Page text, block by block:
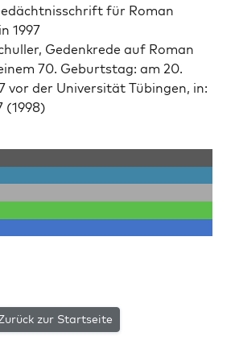
für Roman
1997
Gedenkrede auf Roman
70. Geburt­stag: am 20.
vor der Uni­ver­sität Tübin­gen, in:
(1998)
zur Startseite